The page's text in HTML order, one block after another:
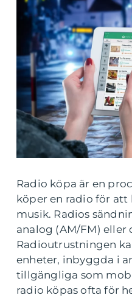
Radio köpa är en
köper en radio för att
musik. Radios
analog (AM/FM) eller
Radioutrustningen
enheter, inbyggda i
tillgängliga som
radio köpas ofta för